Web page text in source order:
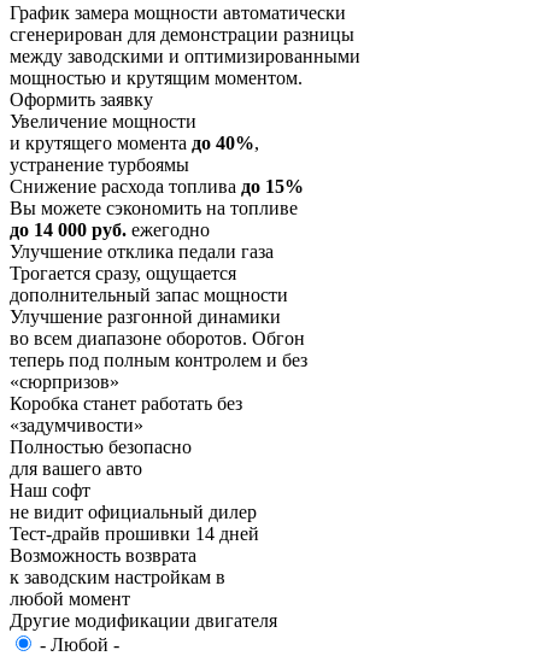
График замера мощности автоматически
сгенерирован для демонстрации разницы
между заводскими и оптимизированными
мощностью и крутящим моментом.
Оформить заявку
Увеличение мощности
и крутящего момента до 40%,
устранение турбоямы
Снижение расхода топлива до 15%
Вы можете сэкономить на топливе
до 14 000 руб. ежегодно
Улучшение отклика педали газа
Трогается сразу, ощущается
дополнительный запас мощности
Улучшение разгонной динамики
во всем диапазоне оборотов. Обгон
теперь под полным контролем и без
«сюрпризов»
Коробка станет работать без
«задумчивости»
Полностью безопасно
для вашего авто
Наш софт
не видит официальный дилер
Тест-драйв прошивки 14 дней
Возможность возврата
к заводским настройкам в
любой момент
Другие модификации двигателя
- Любой -